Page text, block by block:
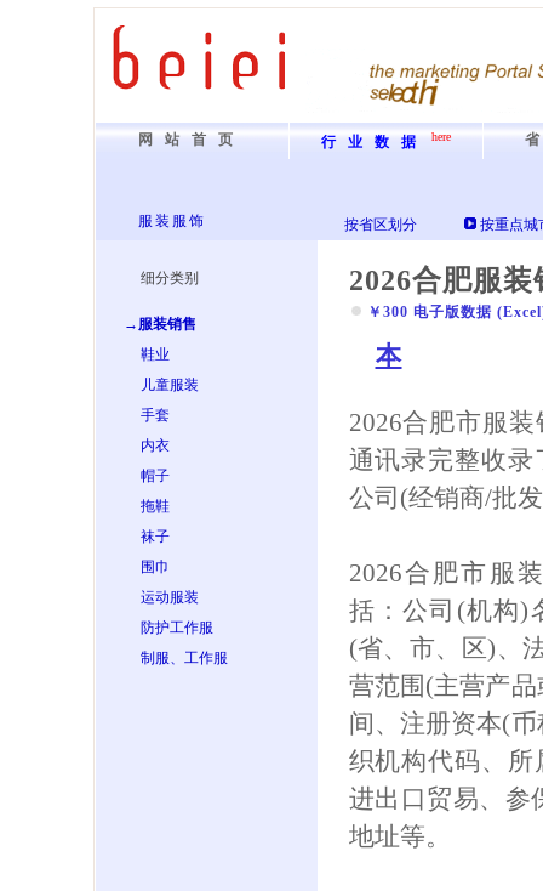
网站首页 行业数据 here
服装服饰 按省区划分 按重点城
细分类别
→服装销售
鞋业
儿童服装
手套
内衣
帽子
拖鞋
袜子
围巾
运动服装
防护工作服
制服、工作服
2026合肥服
￥300 电子版数据
本
2026合肥市服
通讯录完整收
公司(经销商/批
2026合肥市服
括：公司(机构)
(省、市、区)、
营范围(主营产
间、注册资本(
织机构代码、
进出口贸易、参
地址等。